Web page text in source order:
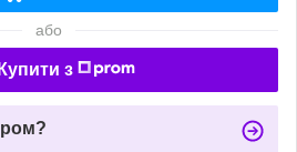
або
Купити з